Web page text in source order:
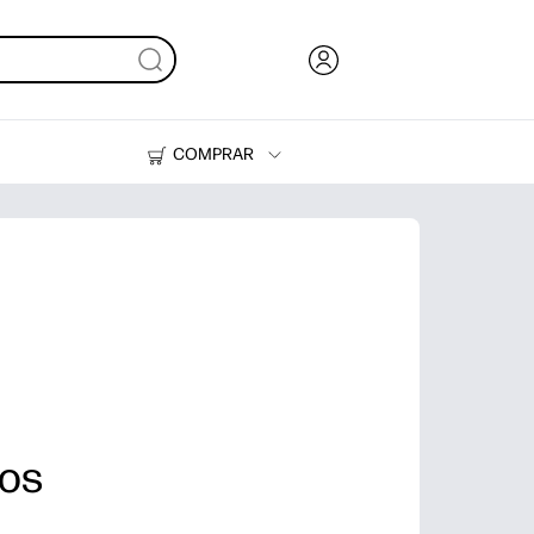
COMPRAR
Impresoras